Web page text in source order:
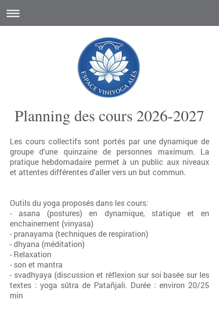
Planning des cours 2026-2027
Les cours collectifs sont portés par une dynamique de
groupe d'une quinzaine de personnes maximum. La
pratique hebdomadaire permet à un public aux niveaux
et attentes différentes d'aller vers un but commun.
Outils du yoga proposés dans lescours:
-asana (postures) en dynamique, statique et en
enchainement (vinyasa)
- pranayama (techniques de respiration)
- dhyana (méditation)
- Relaxation
- son et mantra
- svadhyaya (discussion et réflexion sur soi basée sur les
textes : yoga sûtra de Patañjali. Durée : environ 20/25
min